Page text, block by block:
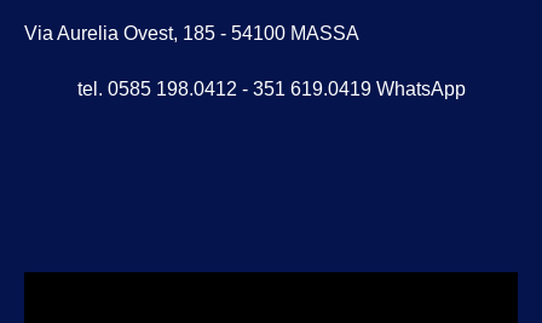
Via Aurelia Ovest, 185 - 54100 MASSA
tel. 0585 198.0412 - 351 619.0419 WhatsApp